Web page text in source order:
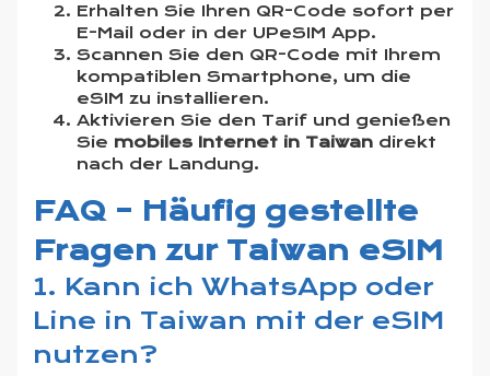
Erhalten Sie Ihren QR-Code sofort per
E-Mail oder in der UPeSIM App.
Scannen Sie den QR-Code mit Ihrem
kompatiblen Smartphone, um die
eSIM zu installieren.
Aktivieren Sie den Tarif und genießen
Sie mobiles Internet in Taiwan direkt
nach der Landung.
FAQ – Häufig gestellte
Fragen zur Taiwan eSIM
1. Kann ich WhatsApp oder
Line in Taiwan mit der eSIM
nutzen?